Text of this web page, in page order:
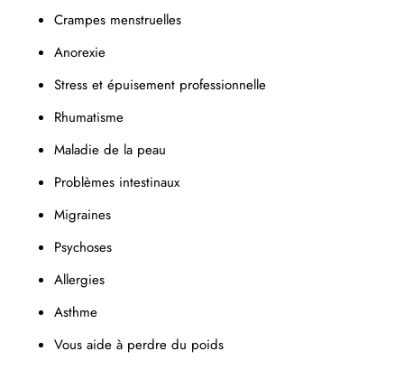
Crampes menstruelles
Anorexie
Stress et épuisement professionnelle
Rhumatisme
Maladie de la peau
Problèmes intestinaux
Migraines
Psychoses
Allergies
Asthme
Vous aide à perdre du poids